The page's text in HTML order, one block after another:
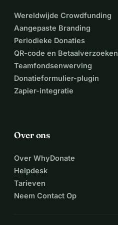
hulp. Dank je!
Wereldwijde Crowdfunding
Aangepaste Branding
Periodieke Donaties
QR-code en Betaalverzoeken
Teamfondsenwerving
Donatieformulier-plugin
Zapier-integratie
Over ons
Over WhyDonate
Helpdesk
Tarieven
Neem Contact Op